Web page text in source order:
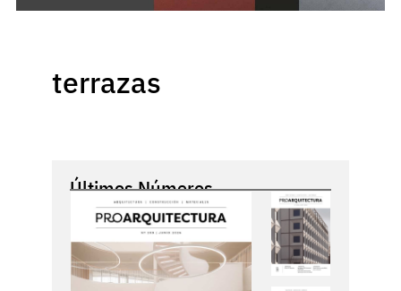
terrazas
Últimos Números